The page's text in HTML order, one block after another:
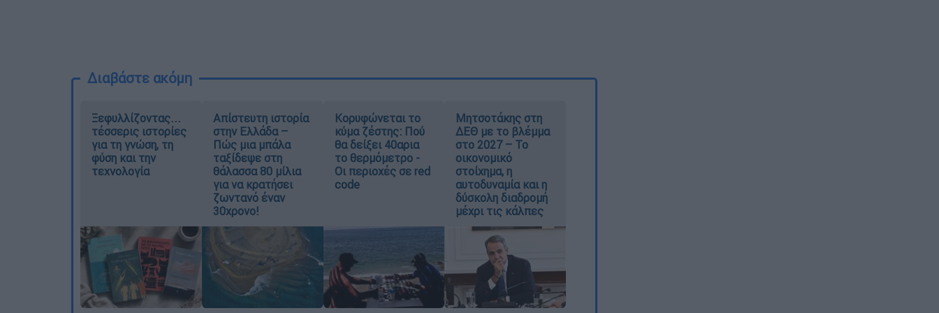
Διαβάστε ακόμη
Ξεφυλλίζοντας...
τέσσερις ιστορίες
για τη γνώση, τη
φύση και την
τεχνολογία
Απίστευτη ιστορία
στην Ελλάδα –
Πώς μια μπάλα
ταξίδεψε στη
θάλασσα 80 μίλια
για να κρατήσει
ζωντανό έναν
30χρονο!
Κορυφώνεται το
κύμα ζέστης: Πού
θα δείξει 40αρια
το θερμόμετρο -
Οι περιοχές σε red
code
Μητσοτάκης στη
ΔΕΘ με το βλέμμα
στο 2027 – Το
οικονομικό
στοίχημα, η
αυτοδυναμία και η
δύσκολη διαδρομή
μέχρι τις κάλπες